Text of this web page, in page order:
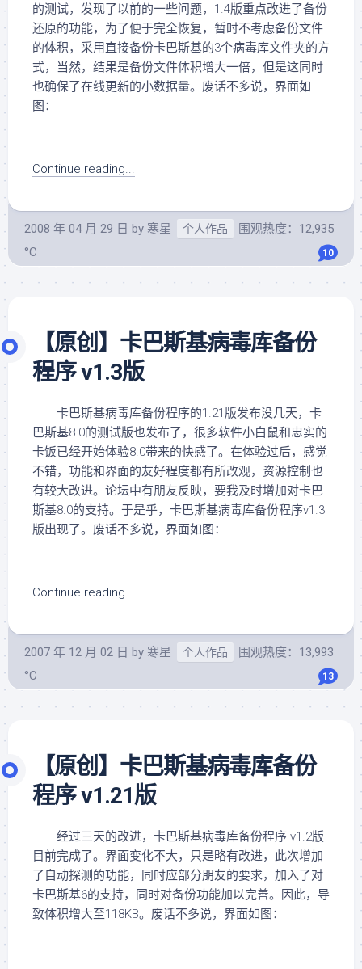
的测试，发现了以前的一些问题，1.4版重点改进了备份
还原的功能，为了便于完全恢复，暂时不考虑备份文件
的体积，采用直接备份卡巴斯基的3个病毒库文件夹的方
式，当然，结果是备份文件体积增大一倍，但是这同时
也确保了在线更新的小数据量。废话不多说，界面如
图：
Continue reading...
2008 年 04 月 29 日 by 寒星 个人作品
围观热度：12,935
°C
10
【原创】卡巴斯基病毒库备份
程序 v1.3版
卡巴斯基病毒库备份程序的1.21版发布没几天，卡
巴斯基8.0的测试版也发布了，很多软件小白鼠和忠实的
卡饭已经开始体验8.0带来的快感了。在体验过后，感觉
不错，功能和界面的友好程度都有所改观，资源控制也
有较大改进。论坛中有朋友反映，要我及时增加对卡巴
斯基8.0的支持。于是乎，卡巴斯基病毒库备份程序v1.3
版出现了。废话不多说，界面如图：
Continue reading...
2007 年 12 月 02 日 by 寒星 个人作品
围观热度：13,993
°C
13
【原创】卡巴斯基病毒库备份
程序 v1.21版
经过三天的改进，卡巴斯基病毒库备份程序 v1.2版
目前完成了。界面变化不大，只是略有改进，此次增加
了自动探测的功能，同时应部分朋友的要求，加入了对
卡巴斯基6的支持，同时对备份功能加以完善。因此，导
致体积增大至118KB。废话不多说，界面如图：